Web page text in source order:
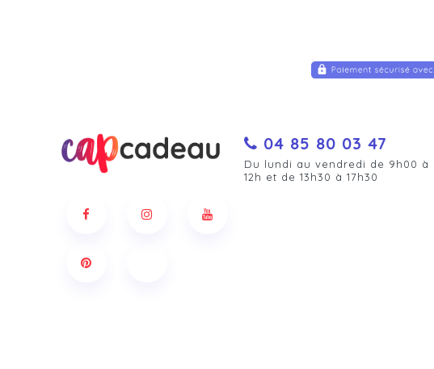
04 85 80 03 47
Du lundi au vendredi de 9h00 à
12h et de 13h30 à 17h30